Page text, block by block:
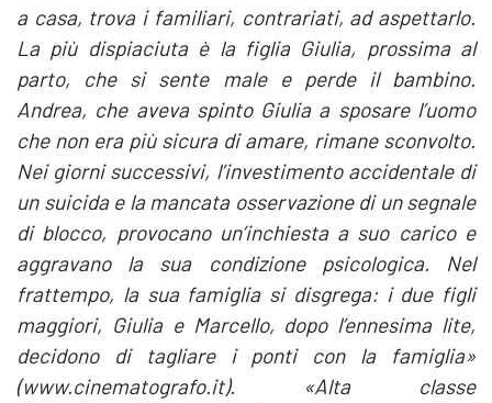
a casa, trova i familiari, contrariati, ad aspettarlo.
La più dispiaciuta è la figlia Giulia, prossima al
parto, che si sente male e perde il bambino.
Andrea, che aveva spinto Giulia a sposare l’uomo
che non era più sicura di amare, rimane sconvolto.
Nei giorni successivi, l’investimento accidentale di
un suicida e la mancata osservazione di un segnale
di blocco, provocano un’inchiesta a suo carico e
aggravano la sua condizione psicologica. Nel
frattempo, la sua famiglia si disgrega: i due figli
maggiori, Giulia e Marcello, dopo l’ennesima lite,
decidono di tagliare i ponti con la famiglia»
(www.cinematografo.it). «Alta classe